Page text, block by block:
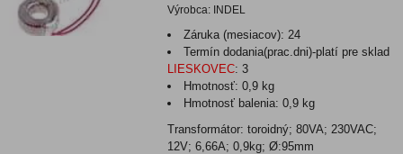
Výrobca: INDEL
Záruka (mesiacov): 24
Termín dodania(prac.dni)-platí pre sklad
LIESKOVEC: 3
Hmotnosť:0,9 kg
Hmotnosť balenia:0,9 kg
Transformátor: toroidný; 80VA; 230VAC;
12V; 6,66A; 0,9kg; Ø:95mm